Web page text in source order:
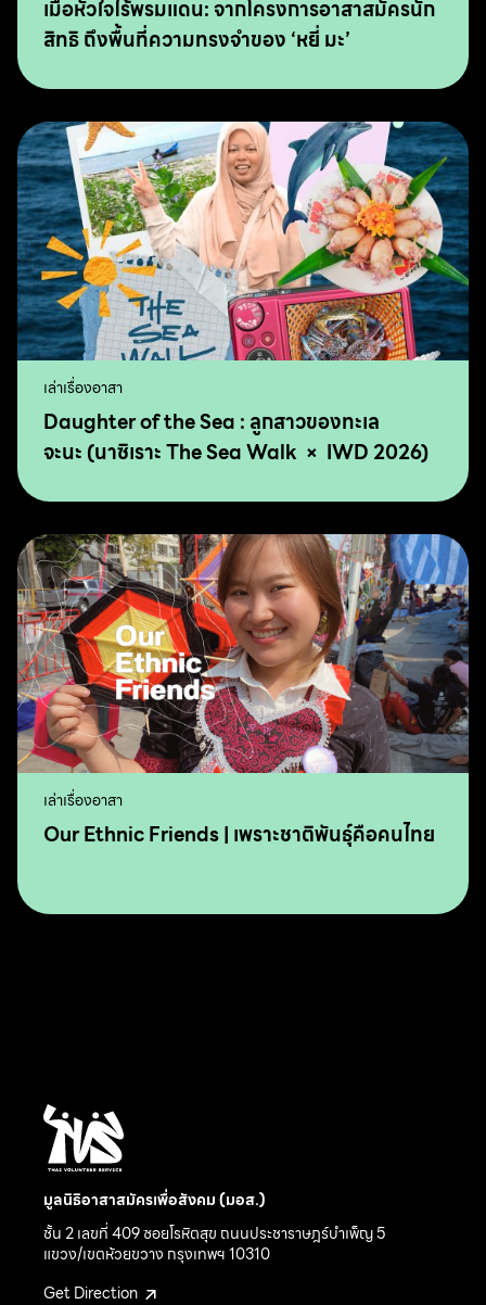
เมื่อหัวใจไร้พรมแดน: จากโครงการอาสาสมัครนัก
สิทธิ ถึงพื้นที่ความทรงจำของ ‘หยี่ มะ’
เล่าเรื่องอาสา
Daughter of the Sea : ลูกสาวของทะเล
จะนะ (นาซิเราะ The Sea Walk × IWD 2026)
เล่าเรื่องอาสา
Our Ethnic Friends | เพราะชาติพันธุ์คือคนไทย
มูลนิธิอาสาสมัครเพื่อสังคม (มอส.)
ชั้น 2 เลขที่ 409 ซอยโรหิตสุข ถนนประชาราษฎร์บำเพ็ญ 5
แขวง/เขตห้วยขวาง กรุงเทพฯ 10310
Get Direction